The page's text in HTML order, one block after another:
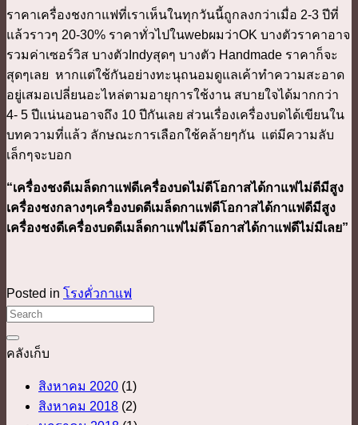
ราคาเครื่องชงกาแฟที่เราเห็นในทุกวันนี้ถูกลงกว่าเมื่อ 2-3 ปีที่
แล้วราวๆ 20-30% ราคาทั่วไปในwebผมว่าOK บางตัวราคาอาจ
รวมค่าเซอร์วิส บางตัวIndyสุดๆ บางตัว Handmade ราคาก็จะ
สุดๆเลย หากแต่ใช้กันอย่างทะนุถนอมดูแลเค้าทำความสะอาด
อยู่เสมอเปลี่ยนอะไหล่ตามอายุการใช้งาน สบายใจได้มากกว่า
4- 5 ปีแน่นอนอาจถึง 10 ปีกันเลย ส่วนเรื่องเครื่องบดได้เขียนใน
บทความที่แล้ว ลักษณะการเลือกใช้คล้ายๆกัน แต่มีความลับ
เล็กๆจะบอก
“เครื่องชงดีเมล็ดกาแฟดีเครื่องบดไม่ดีโอกาสได้กาแฟไม่ดีมีสูง
เครื่องชงกลางๆเครื่องบดดีเมล็ดกาแฟดีโอกาสได้กาแฟดีมีสูง
เครื่องชงดีเครื่องบดดีเมล็ดกาแฟไม่ดีโอกาสได้กาแฟดีไม่มีเลย”
Posted in โรงคั่วกาแฟ
คลังเก็บ
สิงหาคม 2020 (1)
สิงหาคม 2018 (2)